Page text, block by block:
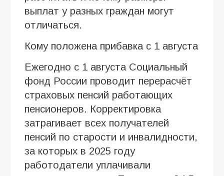
выплат у разных граждан могут
отличаться.
Кому положена прибавка с 1 августа
Ежегодно с 1 августа Социальный
фонд России проводит перерасчёт
страховых пенсий работающих
пенсионеров. Корректировка
затрагивает всех получателей
пенсий по старости и инвалидности,
за которых в 2025 году
работодатели уплачивали